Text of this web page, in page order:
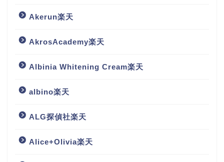
Akerun楽天
AkrosAcademy楽天
Albinia Whitening Cream楽天
albino楽天
ALG探偵社楽天
Alice+Olivia楽天